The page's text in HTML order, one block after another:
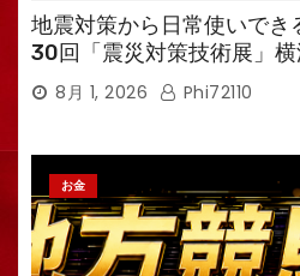
地震対策から日常使いでき
30回「震災対策技術展」
えるTV・高荷智也］
8月 1, 2026 Phi72110
お金